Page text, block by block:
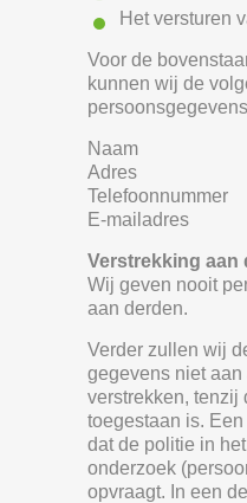
Het versturen
Voor de
kunnen wij de
Naam
Adres
Telefoonnummer
E-mailadres
Verstrekking aan
Wij geven nooit
aan derden.
Verder zullen wij
gegevens niet
verstrekken, tenzij
toegestaan is.
dat de politie in
onderzoek
opvraagt. In een